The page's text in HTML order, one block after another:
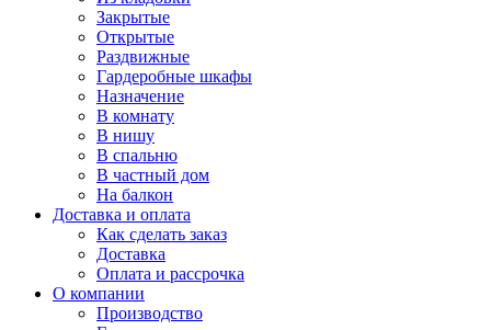
Закрытые
Открытые
Раздвижные
Гардеробные шкафы
Назначение
В комнату
В нишу
В спальню
В частный дом
На балкон
Доставка и оплата
Как сделать заказ
Доставка
Оплата и рассрочка
О компании
Производство